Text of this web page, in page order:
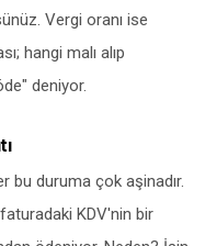
Vergi oranı ise
hangi malı alıp
deniyor.
bu duruma çok aşinadır.
KDV'nin bir